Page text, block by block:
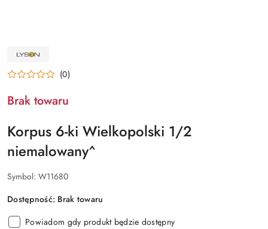
NAZWA
PRODUCENTA:
ŁYSOŃ
(0)
Brak towaru
Korpus 6-ki Wielkopolski 1/2
niemalowany^
Symbol: W11680
Dostępność: Brak towaru
Powiadom gdy produkt będzie dostępny